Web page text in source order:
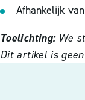
Afhankelijk
Toelichting: We
Dit artikel is